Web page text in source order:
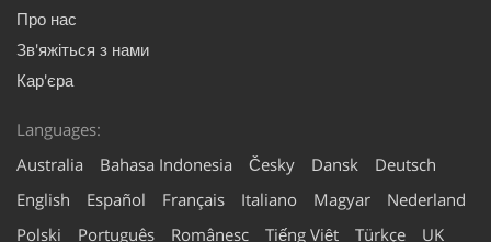
Про нас
Зв'яжіться з нами
Кар'єра
Languages:
Australia
Bahasa Indonesia Česky Dansk
Deutsch
English
Español Français Italiano Magyar
Nederland
Polski
Português Românesc Tiếng Việt Türkçe UK